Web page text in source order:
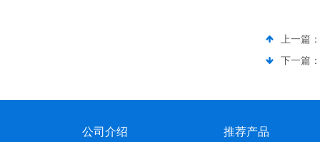
上一篇：
下一篇：
公司介绍 推荐产品